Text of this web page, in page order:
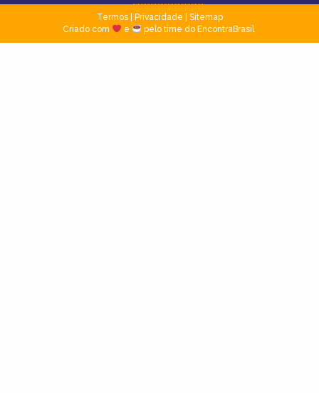
Termos| Privacidade
Sitemap
Criado com
e pelo time do EncontraBrasil